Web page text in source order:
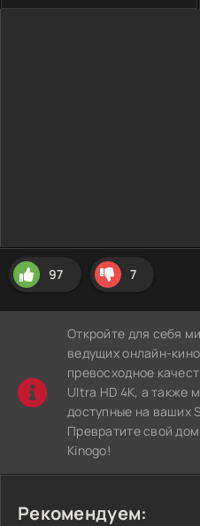
97 7
Откройте для себя
ведущих онлайн-
превосходное
Ultra HD 4K, а также
доступные на ваших
Превратите свой
Kinogo!
Рекомендуем: